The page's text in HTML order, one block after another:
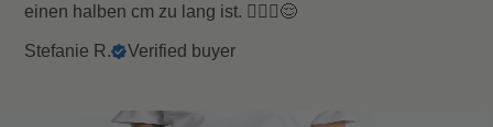
einen halben cm zu lang ist. 🤷🏻‍♀️😌
Stefanie R. Verified buyer